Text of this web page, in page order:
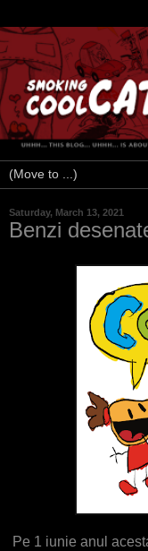
Saturday, March 13, 2021
Benzi
Pe 1 iunie anul